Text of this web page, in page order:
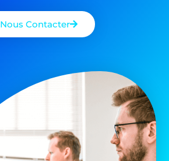
Nous Contacter